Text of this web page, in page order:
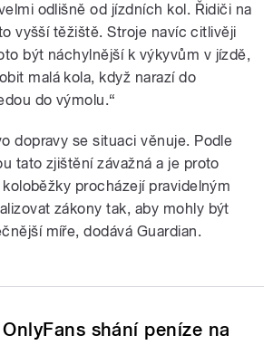
odlišně od jízdních kol. Řidiči na
vyšší těžiště. Stroje navíc citlivěji
být náchylnější k výkyvům v jízdě,
malá kola, když narazí do
do výmolu.“
dopravy se situaci věnuje. Podle
tato zjištění závažná a je proto
procházejí pravidelným
zákony tak, aby mohly být
míře, dodává Guardian.
shání peníze na